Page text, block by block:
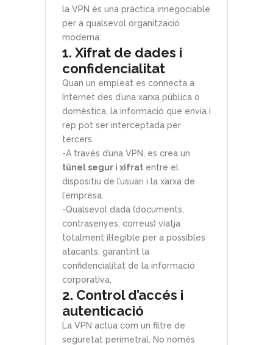
la VPN és una pràctica innegociable
per a qualsevol organització
moderna:
1. Xifrat de dades i
confidencialitat
Quan un empleat es connecta a
Internet des d’una xarxa pública o
domèstica, la informació que envia i
rep pot ser interceptada per
tercers.
-A través d’una VPN, es crea un
túnel segur i xifrat entre el
dispositiu de l’usuari i la xarxa de
l’empresa.
-Qualsevol dada (documents,
contrasenyes, correus) viatja
totalment il·legible per a possibles
atacants, garantint la
confidencialitat de la informació
corporativa.
2. Control d’accés i
autenticació
La VPN actua com un filtre de
seguretat perimetral. No només